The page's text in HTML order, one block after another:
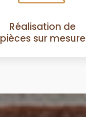
Réalisation de
pièces sur mesure